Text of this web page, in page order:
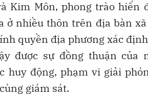
Kim Môn, phong trào hiến
ở nhiều thôn trên địa bàn
quyền địa phương xác
được sự đồng thuận của
huy động, phạm vi giải
giám sát.